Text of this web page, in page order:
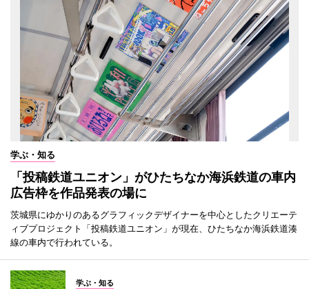
学ぶ・知る
「投稿鉄道ユニオン」がひたちなか海浜鉄道の車内
広告枠を作品発表の場に
茨城県にゆかりのあるグラフィックデザイナーを中心としたクリエーテ
ィブプロジェクト「投稿鉄道ユニオン」が現在、ひたちなか海浜鉄道湊
線の車内で行われている。
学ぶ・知る